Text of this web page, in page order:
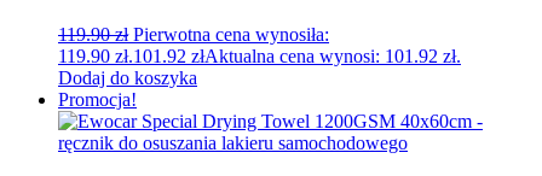
119.90zł Pierwotna cena wynosiła:
119.90 zł.101.92 złAktualna cena wynosi: 101.92 zł.
Dodaj do koszyka
Promocja!